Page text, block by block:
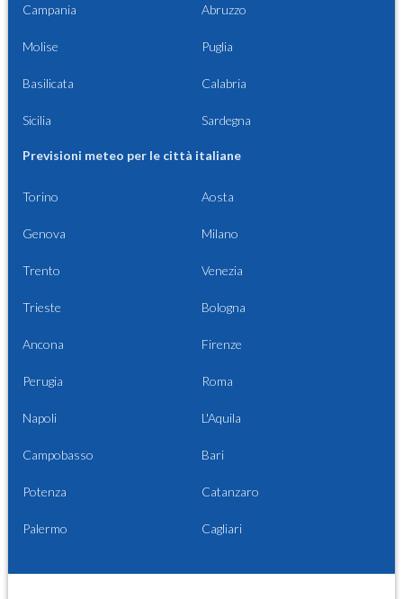
Campania Abruzzo
Molise Puglia
Basilicata Calabria
Sicilia Sardegna
Previsioni meteo per le città italiane
Torino Aosta
Genova Milano
Trento Venezia
Trieste Bologna
Ancona Firenze
Perugia Roma
Napoli L'Aquila
Campobasso Bari
Potenza Catanzaro
Palermo Cagliari